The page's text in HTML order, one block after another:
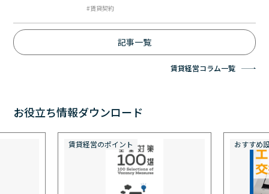
賃貸契約
記事一覧
賃貸経営コラム一覧
お役立ち情報ダウンロード
賃貸経営のポイント おすすめ